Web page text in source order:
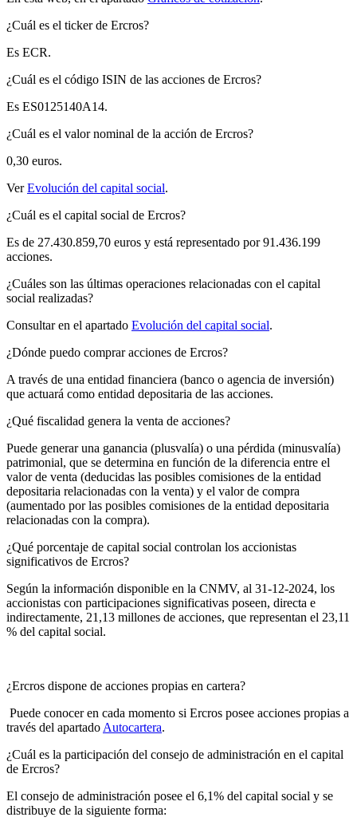
¿Cuál es el ticker de Ercros?
Es ECR.
¿Cuál es el código ISIN de las acciones de Ercros?
Es ES0125140A14.
¿Cuál es el valor nominal de la acción de Ercros?
0,30 euros.
VerEvolución del capital social.
¿Cuál es el capital social de Ercros?
Es de 27.430.859,70 euros y está representado por 91.436.199
acciones.
¿Cuáles son las últimas operaciones relacionadas con el capital
social realizadas?
Consultar en el apartado Evolución del capital social.
¿Dónde puedo comprar acciones de Ercros?
A través de una entidad financiera (banco o agencia de inversión)
que actuará como entidad depositaria de las acciones.
¿Qué fiscalidad genera la venta de acciones?
Puede generar una ganancia (plusvalía) o una pérdida (minusvalía)
patrimonial, que se determina en función de la diferencia entre el
valor de venta (deducidas las posibles comisiones de la entidad
depositaria relacionadas con la venta) y el valor de compra
(aumentado por las posibles comisiones de la entidad depositaria
relacionadas con la compra).
¿Qué porcentaje de capital social controlan los accionistas
significativos de Ercros?
Según la información disponible en la CNMV, al 31-12-2024, los
accionistas con participaciones significativas poseen, directa e
indirectamente, 21,13 millones de acciones, que representan el 23,11
% del capital social.
¿Ercros dispone de acciones propias en cartera?
Puede conocer en cada momento si Ercros posee acciones propias a
través del apartado Autocartera.
¿Cuál es la participación del consejo de administración en el capital
de Ercros?
El consejo de administración posee el 6,1% del capital social y se
distribuye de la siguiente forma: